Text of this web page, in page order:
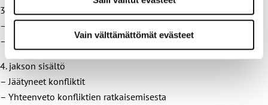
Vain välttämättömät evästeet
3. jakson sisältö
– Perustehtävät ja prosessit konfliktien lähteenä
– Muutokseen liittyvät konfliktit
4. jakson sisältö
– Jäätyneet konfliktit
– Yhteenveto konfliktien ratkaisemisesta